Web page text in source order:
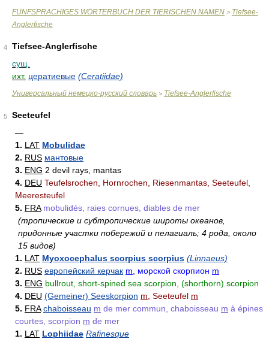
FÜNFSPRACHIGES WÖRTERBUCH DER TIERISCHEN NAMEN > Tiefsee-
Anglerfische
4
Tiefsee-Anglerfische
сущ.
ихт. цератиевые (Ceratiidae)
Универсальный немецко-русский словарь > Tiefsee-Anglerfische
5
Seeteufel
—
1. LAT Mobulidae
2. RUS мантовые
3. ENG 2 devil rays, mantas
4. DEU Teufelsrochen, Hornrochen, Riesenmantas, Seeteufel,
Meeresteufel
5. FRA mobulidés, raies cornues, diables de mer
(тропические и субтропические широты океанов,
придонные участки побережий и пелагиаль; 4 рода, около
15 видов)
1. LAT Myoxocephalus scorpius scorpius (Linnaeus)
2. RUS европейский керчак m , морской скорпион m
3. ENG bullrout, short-spined sea scorpion, (shorthorn) scorpion
4. DEU (Gemeiner) Seeskorpion m , Seeteufel m
5. FRA chaboisseau m de mer commun, chaboisseau m à épines
courtes, scorpion m de mer
1. LAT Lophiidae Rafinesque